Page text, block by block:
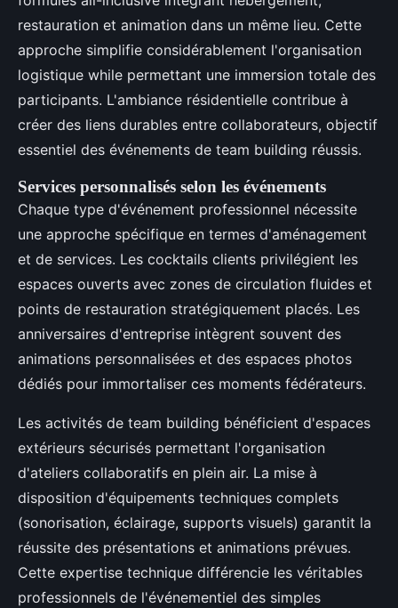
restauration et animation dans un même lieu. Cette
approche simplifie considérablement l'organisation
logistique while permettant une immersion totale des
participants. L'ambiance résidentielle contribue à
créer des liens durables entre collaborateurs, objectif
essentiel des événements de team building réussis.
Services personnalisés selon les événements
Chaque type d'événement professionnel nécessite
une approche spécifique en termes d'aménagement
et de services. Les cocktails clients privilégient les
espaces ouverts avec zones de circulation fluides et
points de restauration stratégiquement placés. Les
anniversaires d'entreprise intègrent souvent des
animations personnalisées et des espaces photos
dédiés pour immortaliser ces moments fédérateurs.
Les activités de team building bénéficient d'espaces
extérieurs sécurisés permettant l'organisation
d'ateliers collaboratifs en plein air. La mise à
disposition d'équipements techniques complets
(sonorisation, éclairage, supports visuels) garantit la
réussite des présentations et animations prévues.
Cette expertise technique différencie les véritables
professionnels de l'événementiel des simples